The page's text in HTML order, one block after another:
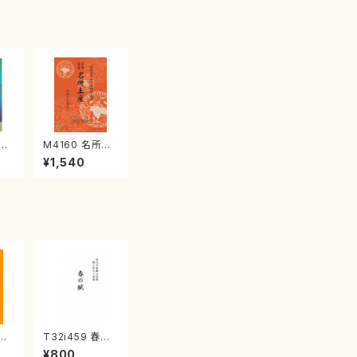
M4160 名所土
産《箏曲楽譜》
（箏/宮城喜代
¥1,540
T32i459 春の
賦（尺八/宮城道
¥800